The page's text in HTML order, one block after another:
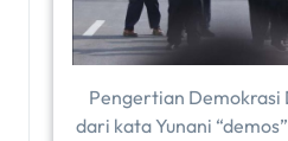
Pengertian Demokrasi
dari kata Yunani